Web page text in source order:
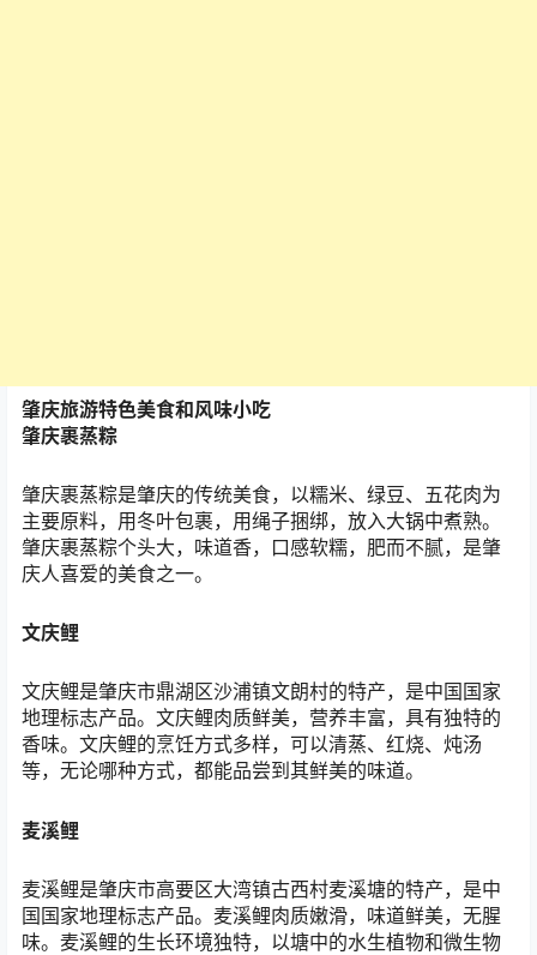
肇庆旅游特色美食和风味小吃
肇庆裹蒸粽
肇庆裹蒸粽是肇庆的传统美食，以糯米、绿豆、五花肉为
主要原料，用冬叶包裹，用绳子捆绑，放入大锅中煮熟。
肇庆裹蒸粽个头大，味道香，口感软糯，肥而不腻，是肇
庆人喜爱的美食之一。
文庆鲤
文庆鲤是肇庆市鼎湖区沙浦镇文朗村的特产，是中国国家
地理标志产品。文庆鲤肉质鲜美，营养丰富，具有独特的
香味。文庆鲤的烹饪方式多样，可以清蒸、红烧、炖汤
等，无论哪种方式，都能品尝到其鲜美的味道。
麦溪鲤
麦溪鲤是肇庆市高要区大湾镇古西村麦溪塘的特产，是中
国国家地理标志产品。麦溪鲤肉质嫩滑，味道鲜美，无腥
味。麦溪鲤的生长环境独特，以塘中的水生植物和微生物